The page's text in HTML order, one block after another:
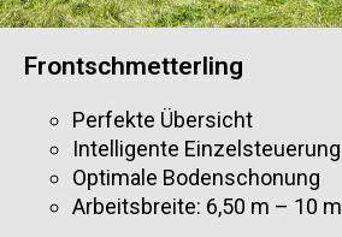
Frontschmetterling
Perfekte Übersicht
Intelligente Einzelsteuerung
Optimale Bodenschonung
Arbeitsbreite: 6,50 m – 10 m